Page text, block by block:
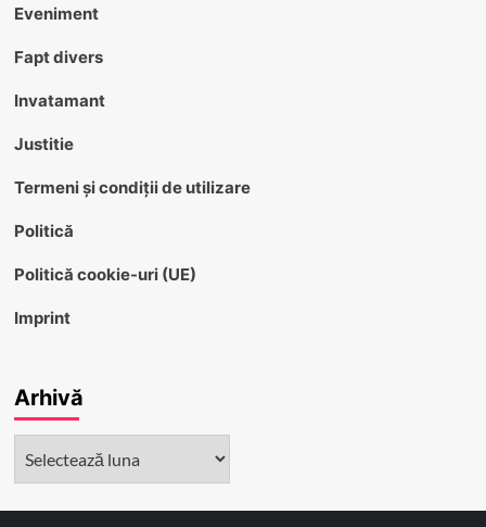
Eveniment
Fapt divers
Invatamant
Justitie
Termeni și condiții de utilizare
Politică
Politică cookie-uri (UE)
Imprint
Arhivă